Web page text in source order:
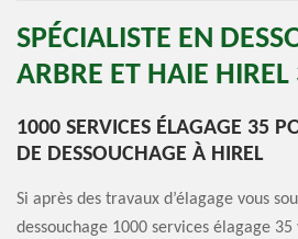
SPÉCIALISTE EN
ARBRE ET HAIE
1000 SERVICES ÉLAGAGE 35
DE DESSOUCHAGE À HIREL
Si après des travaux d’élagage vous
dessouchage 1000 services élagage